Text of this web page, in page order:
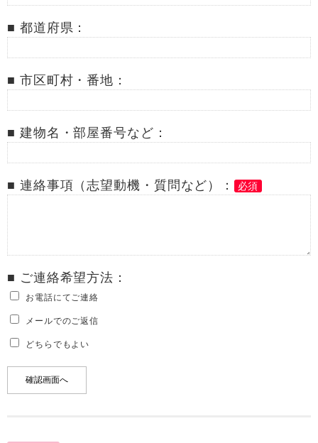
■ 都道府県：
■ 市区町村・番地：
■ 建物名・部屋番号など：
■ 連絡事項（志望動機・質問など）： 必須
■ ご連絡希望方法：
お電話にてご連絡
メールでのご返信
どちらでもよい